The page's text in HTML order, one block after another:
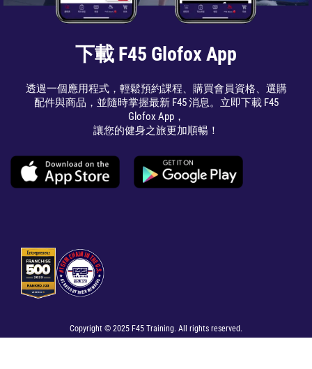
下載 F45 Glofox App
透過一個應用程式，輕鬆預約課程、購買會員資格、選購
配件與商品，並隨時掌握最新 F45 消息。立即下載 F45
Glofox App，
讓您的健身之旅更加順暢！
Copyright © 2025 F45 Training. All rights reserved.